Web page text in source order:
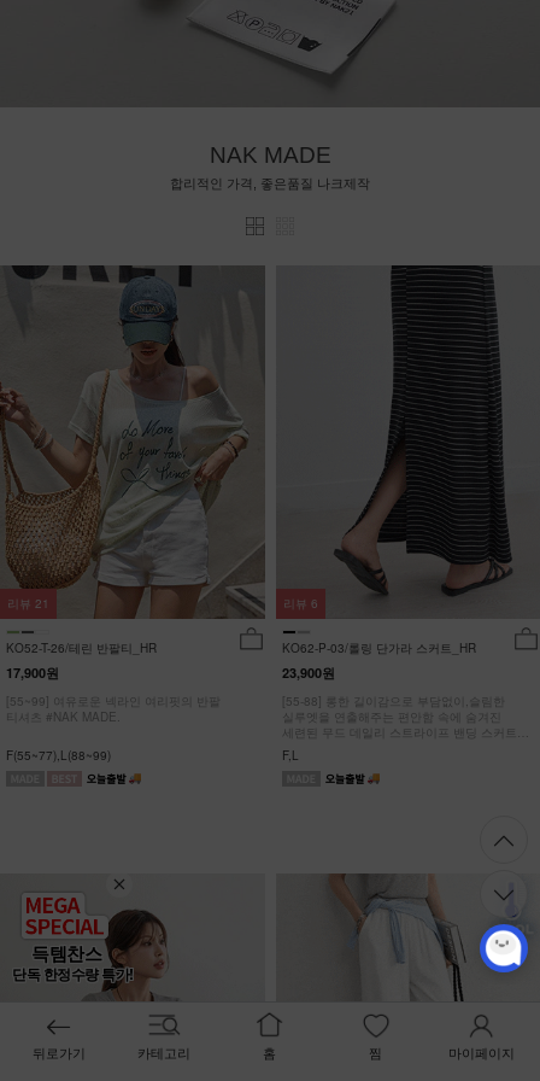
득템찬스
단독 한정수량 특가!
NAK MADE
합리적인 가격, 좋은품질 나크제작
KO52-T-26/테린 반팔티_HR
17,900원
[55~99] 여유로운 넥라인 여리핏의 반팔
티셔츠 #NAK MADE.
F(55~77),L(88~99)
리뷰 21
KO62-P-03/롤링 단가라 스커트_HR
23,900원
[55-88] 롱한 길이감으로 부담없이,슬림한
실루엣을 연출해주는 편안함 속에 숨겨진
세련된 무드 데일리 스트라이프 밴딩 스커트
#NAK MADE.
F,L
리뷰 6
뒤로가기 카테고리 홈 찜 마이페이지